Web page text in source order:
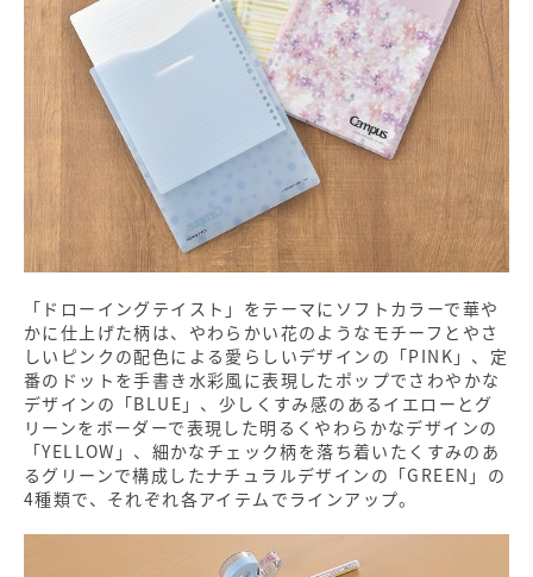
「ドローイングテイスト」をテーマにソフトカラーで華や
かに仕上げた柄は、やわらかい花のようなモチーフとやさ
しいピンクの配色による愛らしいデザインの「PINK」、定
番のドットを手書き水彩風に表現したポップでさわやかな
デザインの「BLUE」、少しくすみ感のあるイエローとグ
リーンをボーダーで表現した明るくやわらかなデザインの
「YELLOW」、細かなチェック柄を落ち着いたくすみのあ
るグリーンで構成したナチュラルデザインの「GREEN」の
4種類で、それぞれ各アイテムでラインアップ。